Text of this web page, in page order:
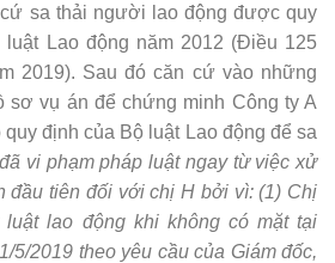
sa thải người lao động được quy
Lao động năm 2012 (Điều 125
2019). Sau đó căn cứ vào những
sơ vụ án để chứng minh Công ty A
định của Bộ luật Lao động để sa
vi phạm pháp luật ngay từ việc xử
đầu tiên đối với chị H bởi vì: (1) Chị
lao động khi không có mặt tại
5/2019 theo yêu cầu của Giám đốc,